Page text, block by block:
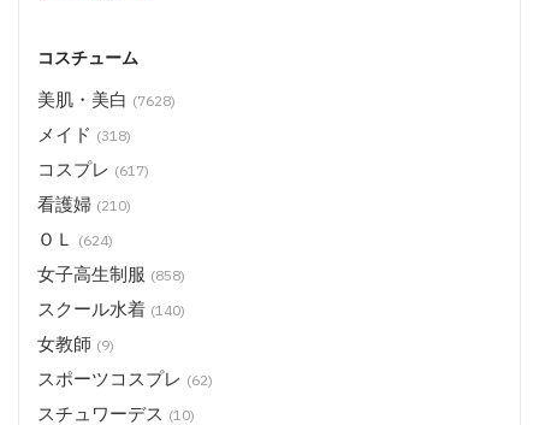
コスチューム
美肌・美白 (7628)
メイド (318)
コスプレ (617)
看護婦 (210)
ＯＬ (624)
女子高生制服 (858)
スクール水着 (140)
女教師 (9)
スポーツコスプレ (62)
スチュワーデス (10)